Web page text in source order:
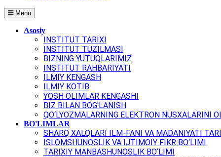
Menu
Asosiy
INSTITUT TARIXI
INSTITUT TUZILMASI
BIZNING YUTUQLARIMIZ
INSTITUT RAHBARIYATI
ILMIY KENGASH
ILMIY KOTIB
YOSH OLIMLAR KENGASHI
BIZ BILAN BOG'LANISH
QO‘LYOZMALARNING ELEKTRON NUSXALARINI
BO'LIMLAR
SHARQ XALQLARI ILM-FANI VA MADANIYATI
ISLOMSHUNOSLIK VA IJTIMOIY FIKR BO‘LIMI
TARIXIY MANBASHUNOSLIK BO‘LIMI